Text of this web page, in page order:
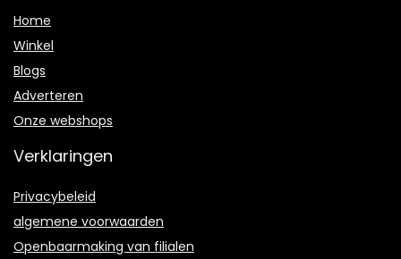
Home
Winkel
Blogs
Adverteren
Onze webshops
Verklaringen
Privacybeleid
algemene voorwaarden
Openbaarmaking van filialen